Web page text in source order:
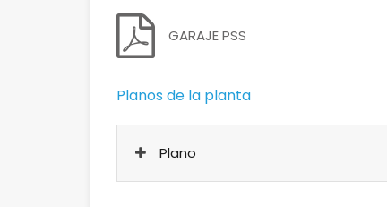
GARAJE PSS
Planos de la planta
Plano